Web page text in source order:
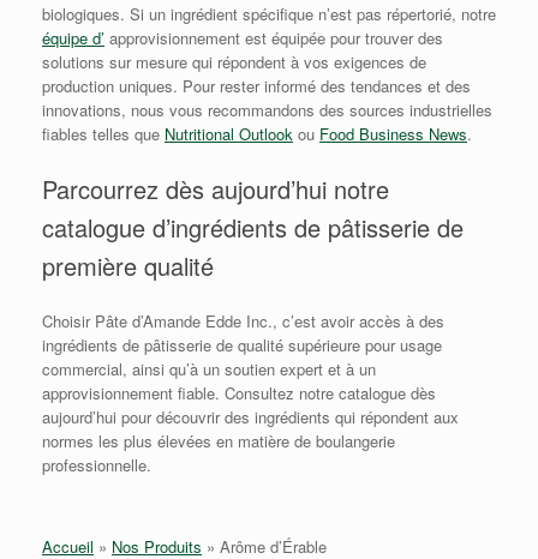
biologiques. Si un ingrédient spécifique n’est pas répertorié, notre
équipe d’ approvisionnement est équipée pour trouver des
solutions sur mesure qui répondent à vos exigences de
production uniques. Pour rester informé des tendances et des
innovations, nous vous recommandons des sources industrielles
fiables telles que Nutritional Outlook ou Food Business News.
Parcourrez dès aujourd’hui notre
catalogue d’ingrédients de pâtisserie de
première qualité
Choisir Pâte d’Amande Edde Inc., c’est avoir accès à des
ingrédients de pâtisserie de qualité supérieure pour usage
commercial, ainsi qu’à un soutien expert et à un
approvisionnement fiable. Consultez notre catalogue dès
aujourd’hui pour découvrir des ingrédients qui répondent aux
normes les plus élevées en matière de boulangerie
professionnelle.
Accueil » Nos Produits » Arôme d’Érable